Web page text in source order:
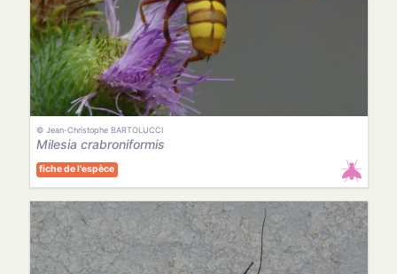
© Jean-Christophe BARTOLUCCI
Milesia crabroniformis
fiche de l'espèce